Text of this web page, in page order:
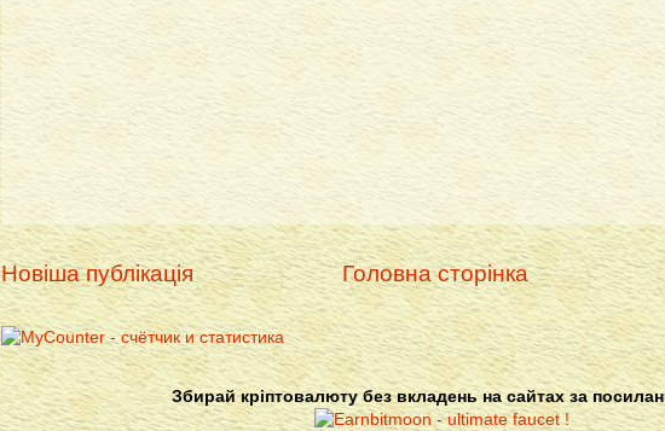
Новіша публікація Головна сторінка
Збирай кріптовалюту без вкладень на сайтах за